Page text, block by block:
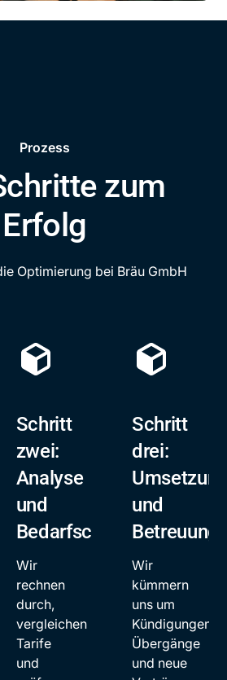
Prozess
zum
Erfolg
Optimierung bei Bräu GmbH
Schritt
zwei:
Analyse
und
Bedarfscheck
Wir
rechnen
durch,
vergleichen
Tarife
und
Schritt
drei:
und
Betreuung
Wir
kümmern
uns um
Kündigungen,
Übergänge
und neue